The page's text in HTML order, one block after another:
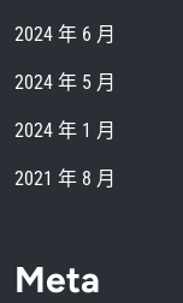
2024 年 6 月
2024 年 5 月
2024 年 1 月
2021 年 8 月
Meta